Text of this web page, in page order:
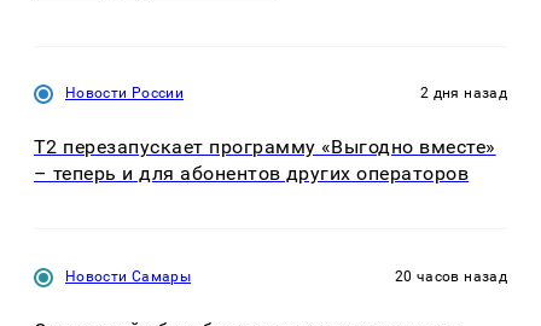
Новости России 2 дня назад
Т2 перезапускает программу «Выгодно вместе»
– теперь и для абонентов других операторов
Новости Самары 20 часов назад